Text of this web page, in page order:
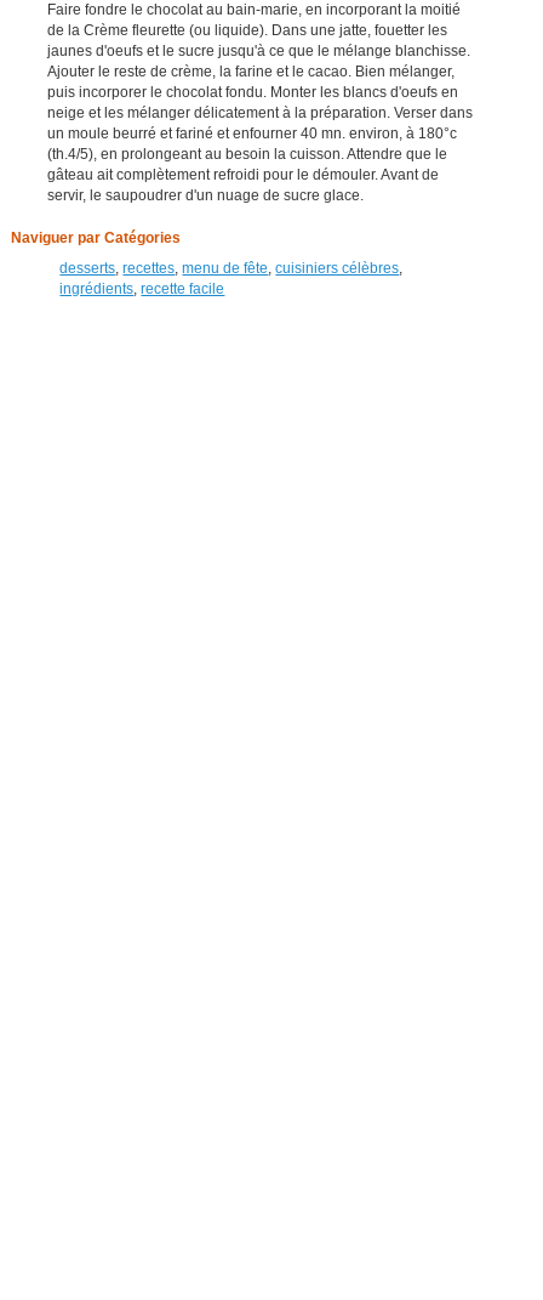
Faire fondre le chocolat au bain-marie, en incorporant la moitié
de la Crème fleurette (ou liquide). Dans une jatte, fouetter les
jaunes d'oeufs et le sucre jusqu'à ce que le mélange blanchisse.
Ajouter le reste de crème, la farine et le cacao. Bien mélanger,
puis incorporer le chocolat fondu. Monter les blancs d'oeufs en
neige et les mélanger délicatement à la préparation. Verser dans
un moule beurré et fariné et enfourner 40 mn. environ, à 180°c
(th.4/5), en prolongeant au besoin la cuisson. Attendre que le
gâteau ait complètement refroidi pour le démouler. Avant de
servir, le saupoudrer d'un nuage de sucre glace.
Naviguer par Catégories
desserts,recettes,menu de fête,cuisiniers célèbres,
ingrédients,recette facile